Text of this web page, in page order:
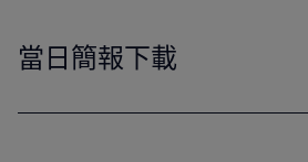
當日簡報下載